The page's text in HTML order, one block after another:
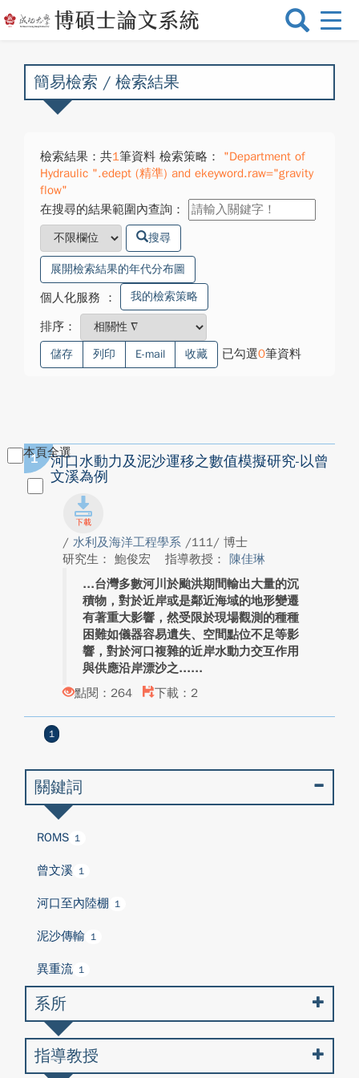
選
換
簡易檢索 / 檢索結果
檢索結果：共1筆資料 檢索策略：
"Department of
Hydraulic ".edept (精準) and ekeyword.raw="gravity
flow"
在搜尋的結果範圍內查詢：
搜尋
展開檢索結果的年代分布圖
個人化服務 ： 我的檢索策略
排序：
儲存 列印 E-mail 收藏 已勾選0筆資料
本頁全選
1
河口水動力及泥沙運移之數值模擬研究-以曾
文溪為例
/ 水利及海洋工程學系 /111/ 博士
研究生： 鮑俊宏
指導教授： 陳佳琳
台灣多數河川於颱洪期間輸出大量的沉
積物，對於近岸或是鄰近海域的地形變遷
有著重大影響，然受限於現場觀測的種種
困難如儀器容易遺失、空間點位不足等影
響，對於河口複雜的近岸水動力交互作用
與供應沿岸漂沙之...
點閱：264
下載：2
1
關鍵詞
ROMS 1
曾文溪 1
河口至內陸棚 1
泥沙傳輸 1
異重流 1
系所
指導教授